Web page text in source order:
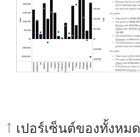
เปอร์เซ็นต์ของทั้งหมด